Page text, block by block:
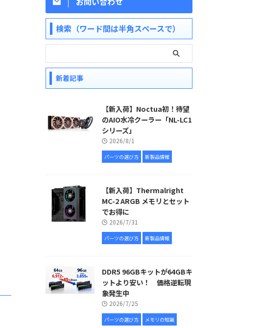
検索（ワード間は半角スペースで）
新着記事
【新入荷】Noctua初！待望
のAIO水冷クーラー「NL-LC1
シリーズ」
2026/8/1
パーツの選び方 新製品情報
【新入荷】Thermalright
MC-2 ARGB メモリとセット
でお得に
2026/7/31
パーツの選び方 新製品情報
DDR5 96GBキットが64GBキ
ットより安い！ 価格逆転現
象発生中
2026/7/25
パーツの選び方 メモリの知識